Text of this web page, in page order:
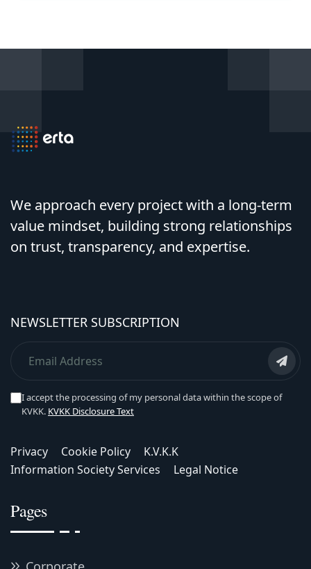
We approach every project with a long-term
value mindset, building strong relationships
on trust, transparency, and expertise.
NEWSLETTER SUBSCRIPTION
I accept the processing of my personal data within the scope of
KVKK. KVKK Disclosure Text
Privacy Cookie Policy
K.V.K.K
Information Society Services
Legal Notice
Pages